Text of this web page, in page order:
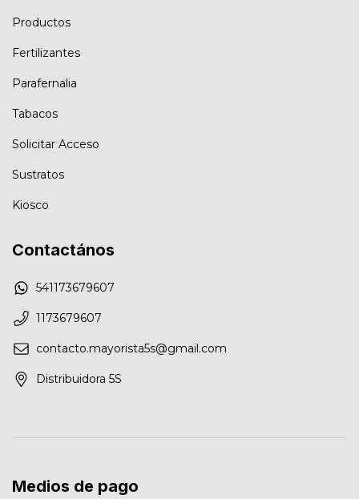
Productos
Fertilizantes
Parafernalia
Tabacos
Solicitar Acceso
Sustratos
Kiosco
Contactános
541173679607
1173679607
contacto.mayorista5s@gmail.com
Distribuidora 5S
Medios de pago